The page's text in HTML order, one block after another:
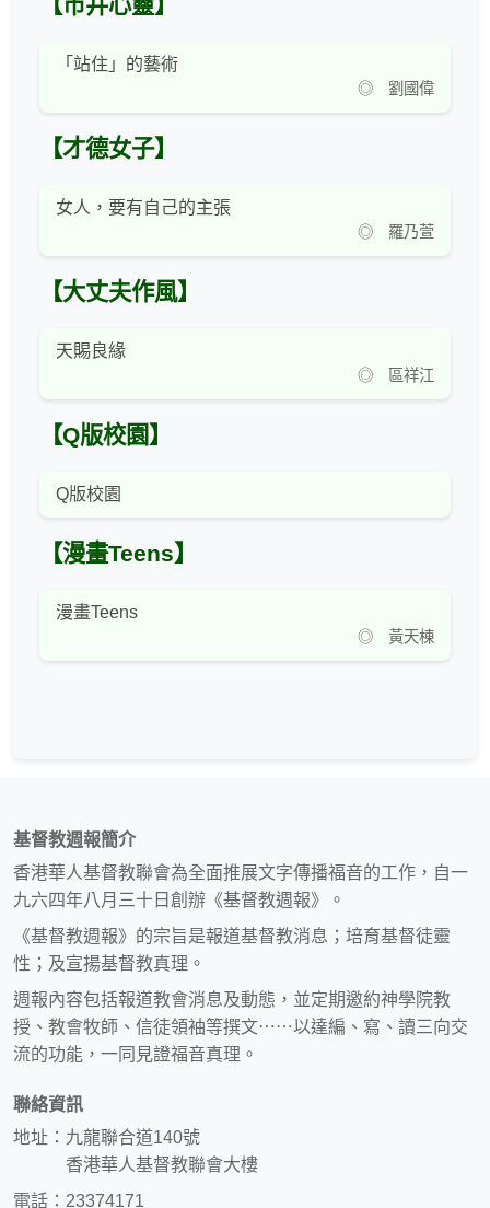
【市井心靈】
「站住」的藝術
◎ 劉國偉
【才德女子】
女人，要有自己的主張
◎ 羅乃萱
【大丈夫作風】
天賜良緣
◎ 區祥江
【Q版校園】
Q版校園
【漫畫Teens】
漫畫Teens
◎ 黃天棟
基督教週報簡介
香港華人基督教聯會為全面推展文字傳播福音的工作，自一
九六四年八月三十日創辦《基督教週報》。
《基督教週報》的宗旨是報道基督教消息；培育基督徒靈
性；及宣揚基督教真理。
週報內容包括報道教會消息及動態，並定期邀約神學院教
授、教會牧師、信徒領袖等撰文⋯⋯以達編、寫、讀三向交
流的功能，一同見證福音真理。
聯絡資訊
地址：九龍聯合道140號
香港華人基督教聯會大樓
電話：23374171